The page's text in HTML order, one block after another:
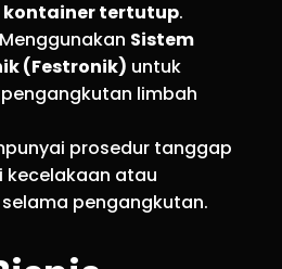
tertutup.
Sistem
(Festronik) untuk
limbah
prosedur tanggap
kecelakaan atau
pengangkutan.